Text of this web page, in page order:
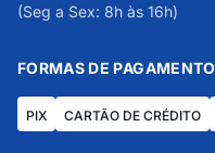
(Seg a Sex: 8h às 16h)
FORMAS DE PAGAMENTO
PIX CARTÃO DE CRÉDITO